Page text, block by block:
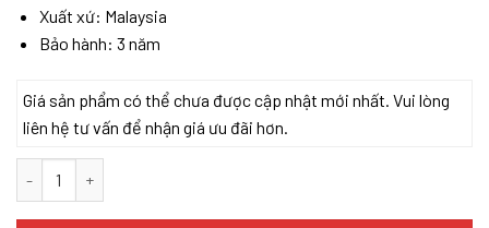
Xuất xứ: Malaysia
Bảo hành: 3 năm
Giá sản phẩm có thể chưa được cập nhật mới nhất. Vui lòng
liên hệ tư vấn để nhận giá ưu đãi hơn.